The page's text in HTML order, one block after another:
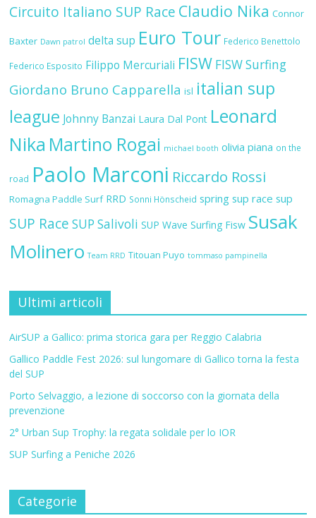
Circuito Italiano SUP Race Claudio Nika Connor
Baxter Dawn patrol delta sup Euro Tour Federico Benettolo
Federico Esposito Filippo Mercuriali FISW FISW Surfing
Giordano Bruno Capparella isl italian sup
league Johnny Banzai Laura Dal Pont Leonard
Nika Martino Rogai michael booth olivia piana on the
road Paolo Marconi Riccardo Rossi
Romagna Paddle Surf RRD Sonni Hönscheid spring sup race sup
SUP Race SUP Salivoli SUP Wave Surfing Fisw Susak
Molinero Team RRD Titouan Puyo tommaso pampinella
Ultimi articoli
AirSUP a Gallico: prima storica gara per Reggio Calabria
Gallico Paddle Fest 2026: sul lungomare di Gallico torna la festa
del SUP
Porto Selvaggio, a lezione di soccorso con la giornata della
prevenzione
2° Urban Sup Trophy: la regata solidale per lo IOR
SUP Surfing a Peniche 2026
Categorie